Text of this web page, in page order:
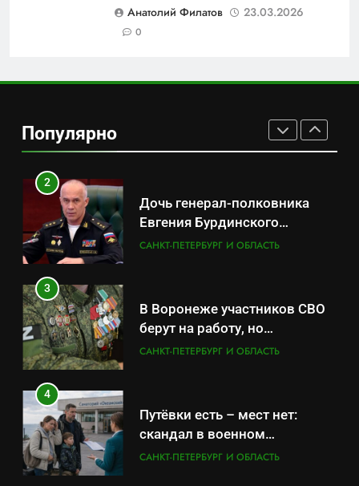
Анатолий Филатов
23.03.2026
0
Популярно
передел авиаотрасли
САНКТ-ПЕТЕРБУРГ И ОБЛАСТЬ
данные о складах с военной
продукцией: предприятия
обратились в СК
САНКТ-ПЕТЕРБУРГ И ОБЛАСТЬ
2
Дочь генерал-полковника
Евгения Бурдинского
оказывает платные услуги по
САНКТ-ПЕТЕРБУРГ И ОБЛАСТЬ
3
В Воронеже участников СВО
берут на работу, но
удержаться удаётся не всем
САНКТ-ПЕТЕРБУРГ И ОБЛАСТЬ
4
Путёвки есть – мест нет:
скандал в военном
санатории Владивостока
САНКТ-ПЕТЕРБУРГ И ОБЛАСТЬ